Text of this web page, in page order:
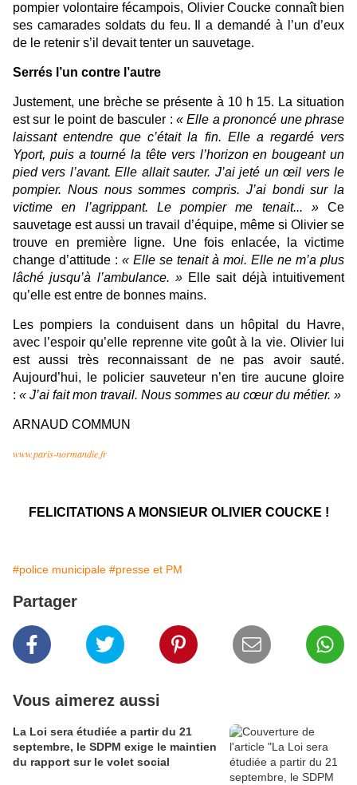
pompier volontaire fécampois, Olivier Coucke connaît bien
ses camarades soldats du feu. Il a demandé à l’un d’eux
de le retenir s’il devait tenter un sauvetage.
Serrés l’un contre l’autre
Justement, une brèche se présente à 10 h 15. La situation
est sur le point de basculer : « Elle a prononcé une phrase
laissant entendre que c’était la fin. Elle a regardé vers
Yport, puis a tourné la tête vers l’horizon en bougeant un
pied vers l’avant. Elle allait sauter. J’ai jeté un œil vers le
pompier. Nous nous sommes compris. J’ai bondi sur la
victime en l’agrippant. Le pompier me tenait...
» Ce
sauvetage est aussi un travail d’équipe, même si Olivier se
trouve en première ligne. Une fois enlacée, la victime
change d’attitude : « Elle se tenait à moi. Elle ne m’a plus
lâché jusqu’à l’ambulance. »Elle sait déjà intuitivement
qu’elle est entre de bonnes mains.
Les pompiers la conduisent dans un hôpital du Havre,
avec l’espoir qu’elle reprenne vite goût à la vie. Olivier lui
est aussi très reconnaissant de ne pas avoir sauté.
Aujourd’hui, le policier sauveteur n’en tire aucune gloire
: « J’ai fait mon travail. Nous sommes au cœur du métier. »
ARNAUD COMMUN
www.paris-normandie.fr
FELICITATIONS A MONSIEUR OLIVIER COUCKE !
#police municipale #presse et PM
Partager
Vous aimerez aussi
La Loi sera étudiée a partir du 21
septembre, le SDPM exige le maintien
du rapport sur le volet social